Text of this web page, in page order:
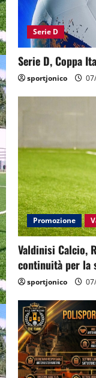
Serie D
Serie D, Coppa
sportjonico
Promozione
Valdinisi Calcio,
continuità per la
sportjonico